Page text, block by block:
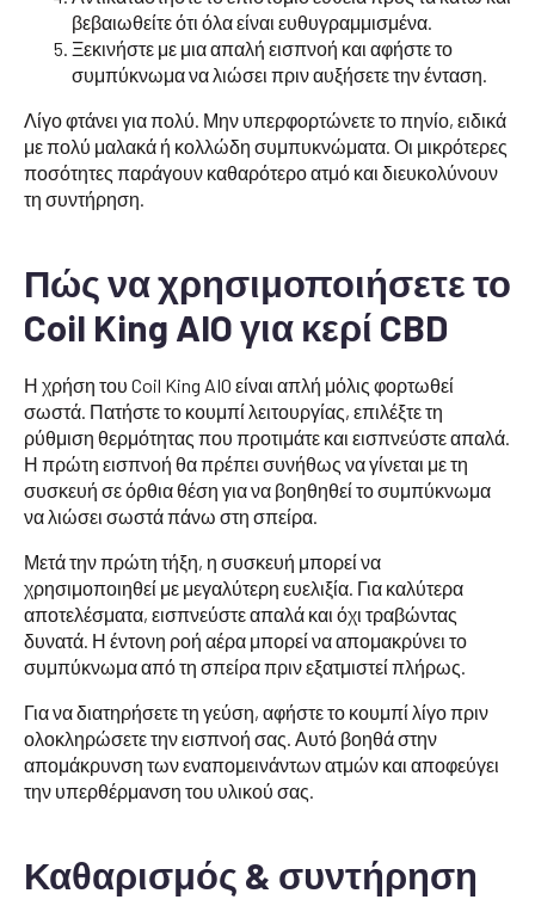
βεβαιωθείτε ότι όλα είναι ευθυγραμμισμένα.
Ξεκινήστε με μια απαλή εισπνοή και αφήστε το
συμπύκνωμα να λιώσει πριν αυξήσετε την ένταση.
Λίγο φτάνει για πολύ. Μην υπερφορτώνετε το πηνίο, ειδικά
με πολύ μαλακά ή κολλώδη συμπυκνώματα. Οι μικρότερες
ποσότητες παράγουν καθαρότερο ατμό και διευκολύνουν
τη συντήρηση.
Πώς να χρησιμοποιήσετε το
Coil King AIO για κερί CBD
Η χρήση του Coil King AIO είναι απλή μόλις φορτωθεί
σωστά. Πατήστε το κουμπί λειτουργίας, επιλέξτε τη
ρύθμιση θερμότητας που προτιμάτε και εισπνεύστε απαλά.
Η πρώτη εισπνοή θα πρέπει συνήθως να γίνεται με τη
συσκευή σε όρθια θέση για να βοηθηθεί το συμπύκνωμα
να λιώσει σωστά πάνω στη σπείρα.
Μετά την πρώτη τήξη, η συσκευή μπορεί να
χρησιμοποιηθεί με μεγαλύτερη ευελιξία. Για καλύτερα
αποτελέσματα, εισπνεύστε απαλά και όχι τραβώντας
δυνατά. Η έντονη ροή αέρα μπορεί να απομακρύνει το
συμπύκνωμα από τη σπείρα πριν εξατμιστεί πλήρως.
Για να διατηρήσετε τη γεύση, αφήστε το κουμπί λίγο πριν
ολοκληρώσετε την εισπνοή σας. Αυτό βοηθά στην
απομάκρυνση των εναπομεινάντων ατμών και αποφεύγει
την υπερθέρμανση του υλικού σας.
Καθαρισμός & συντήρηση